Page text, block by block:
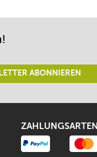
ABONNIEREN
ZAHLUNGSARTEN